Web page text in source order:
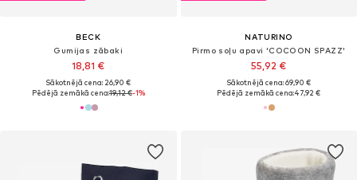
BECK
Gumijas zābaki
18,81 €
Sākotnējā cena: 26,90 €
Pēdējā zemākā cena:19,12 €-1%
NATURINO
Pirmo soļu apavi 'COCOON SPAZZ'
55,92 €
Sākotnējā cena: 69,90 €
Pēdējā zemākā cena:47,92 €